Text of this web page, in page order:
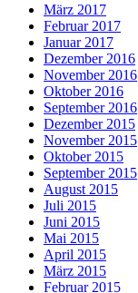
März 2017
Februar 2017
Januar 2017
Dezember 2016
November 2016
Oktober 2016
September 2016
Dezember 2015
November 2015
Oktober 2015
September 2015
August 2015
Juli 2015
Juni 2015
Mai 2015
April 2015
März 2015
Februar 2015